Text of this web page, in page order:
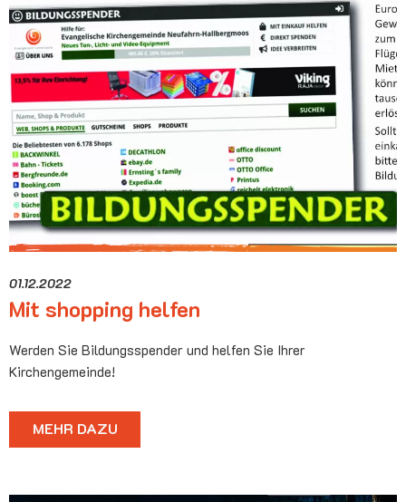
01.12.2022
Mit shopping helfen
Werden Sie Bildungsspender und helfen Sie Ihrer
Kirchengemeinde!
MEHR DAZU